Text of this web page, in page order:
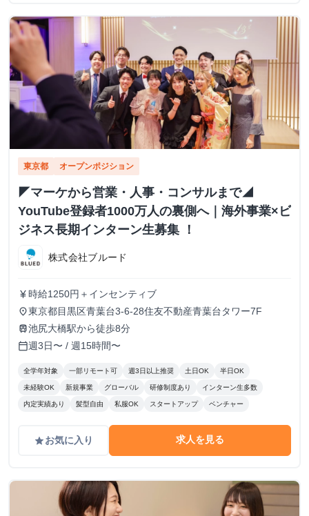
東京都 オープンポジション
◤マーケから営業・人事・コンサルまで◢
YouTube登録者1000万人の裏側へ｜海外事業×ビ
ジネス長期インターン生募集 ！
株式会社ブルード
currency_yen 時給1250円＋インセンティブ
place東京都目黒区青葉台3-6-28住友不動産青葉台タワー7F
train池尻大橋駅から徒歩8分
calendar_today週3日〜 / 週15時間〜
全学年対象 一部リモート可 週3日以上推奨 土日OK 半日OK
未経験OK 新規事業 グローバル 研修制度あり インターン生多数
内定実績あり 髪型自由 私服OK スタートアップ ベンチャー
gradeお気に入り 求人を見る